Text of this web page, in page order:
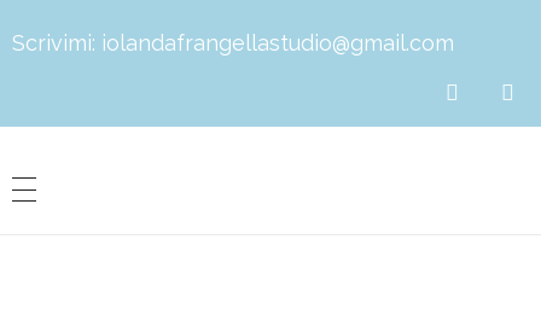
Scrivimi: iolandafrangellastudio@gmail.com